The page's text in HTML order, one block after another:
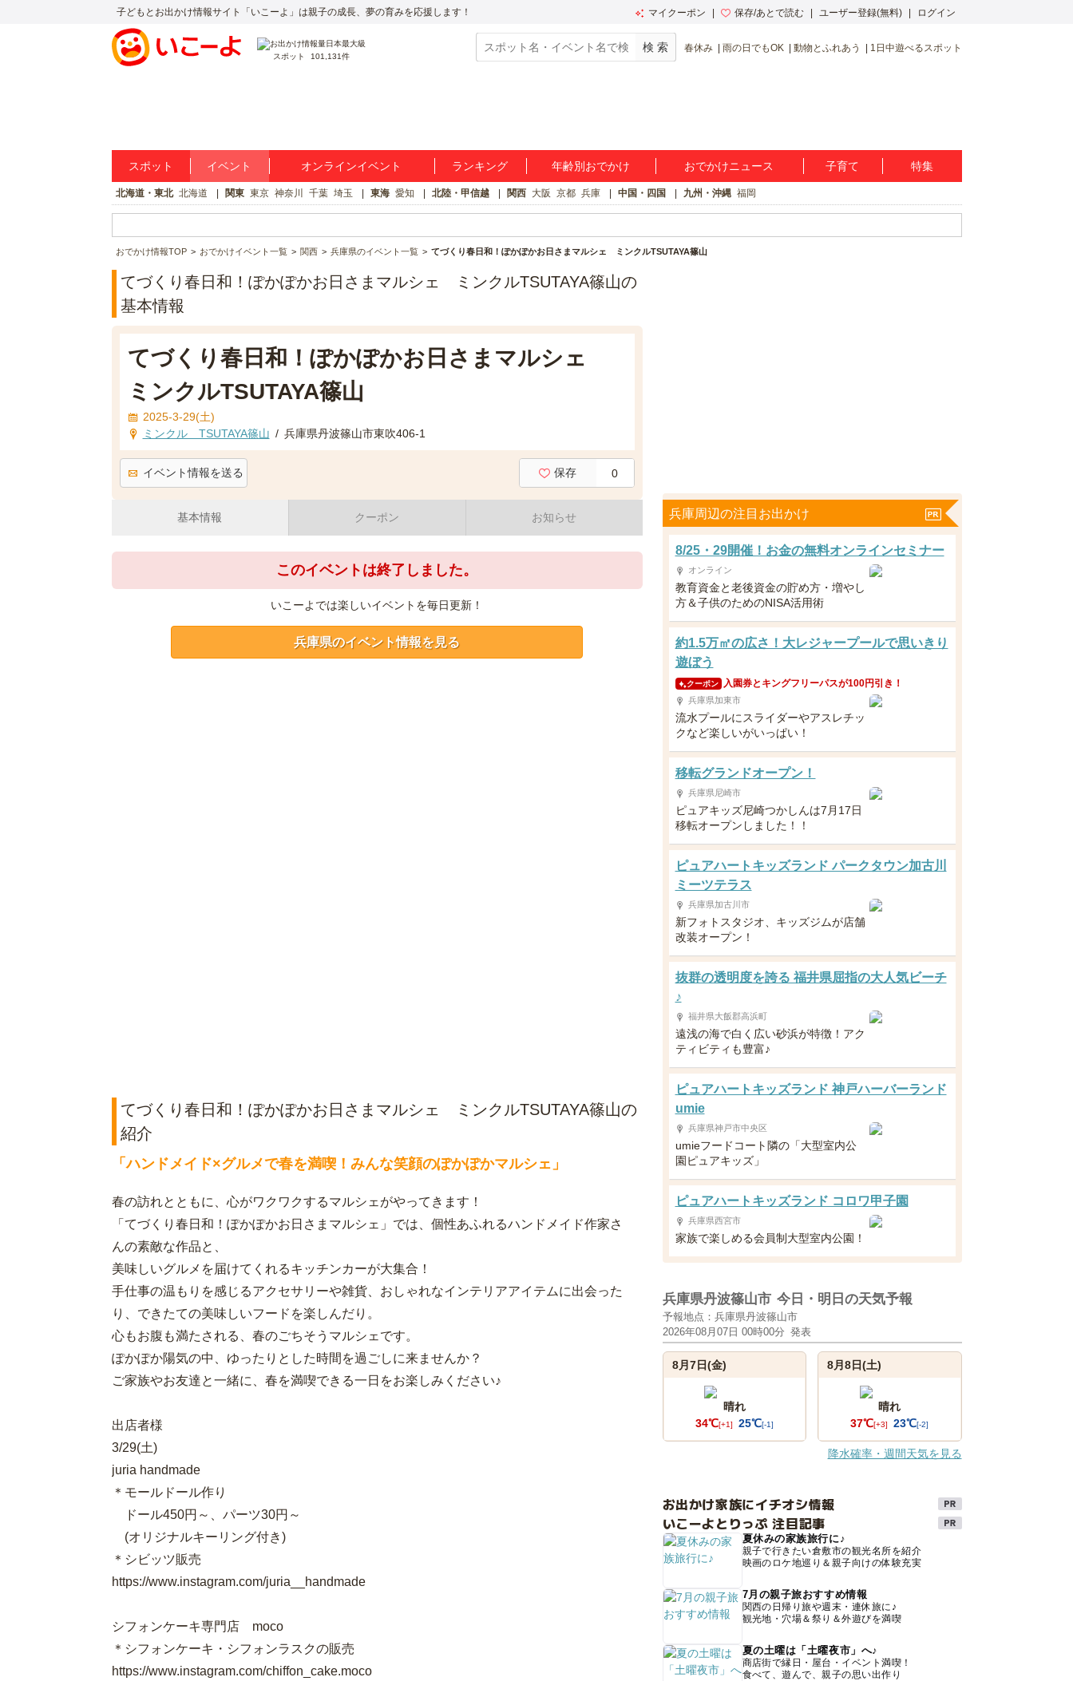
子どもとお出かけ情報サイト「いこーよ」は親子の成長、夢の育みを応援します！ マイクーポン 保存/あとで読む ユーザー登録(無料) ログイン
スポット 101,131件
春休み 雨の日でもOK 動物とふれあう 1日中遊べるスポット
スポット イベント オンラインイベント ランキング 年齢別おでかけ おでかけニュース 子育て 特集
北海道・東北 北海道 関東 東京 神奈川 千葉 埼玉 東海 愛知 北陸・甲信越 関西 大阪 京都 兵庫 中国・四国 九州・沖縄 福岡
おでかけ情報TOP おでかけイベント一覧 関西 兵庫県のイベント一覧 てづくり春日和！ぽかぽかお日さまマルシェ ミンクルTSUTAYA篠山
てづくり春日和！ぽかぽかお日さまマルシェ ミンクルTSUTAYA篠山の
基本情報
てづくり春日和！ぽかぽかお日さまマルシェ
ミンクルTSUTAYA篠山
2025-3-29(土)
ミンクル TSUTAYA篠山 / 兵庫県丹波篠山市東吹406-1
イベント情報を送る 保存 0
基本情報 クーポン お知らせ
このイベントは終了しました。
いこーよでは楽しいイベントを毎日更新！
兵庫県のイベント情報を見る
てづくり春日和！ぽかぽかお日さまマルシェ ミンクルTSUTAYA篠山の
紹介
「ハンドメイド×グルメで春を満喫！みんな笑顔のぽかぽかマルシェ」
春の訪れとともに、心がワクワクするマルシェがやってきます！
「てづくり春日和！ぽかぽかお日さまマルシェ」では、個性あふれるハンドメイド作家さ
んの素敵な作品と、
美味しいグルメを届けてくれるキッチンカーが大集合！
手仕事の温もりを感じるアクセサリーや雑貨、おしゃれなインテリアアイテムに出会った
り、できたての美味しいフードを楽しんだり。
心もお腹も満たされる、春のごちそうマルシェです。
ぽかぽか陽気の中、ゆったりとした時間を過ごしに来ませんか？
ご家族やお友達と一緒に、春を満喫できる一日をお楽しみください♪
出店者様
3/29(土)
juria handmade
＊モールドール作り
ドール450円～、パーツ30円～
(オリジナルキーリング付き)
＊シビッツ販売
https://www.instagram.com/juria__handmade
シフォンケーキ専門店 moco
＊シフォンケーキ・シフォンラスクの販売
https://www.instagram.com/chiffon_cake.moco
兵庫周辺の注目お出かけ
8/25・29開催！お金の無料オンラインセミナー
オンライン
教育資金と老後資金の貯め方・増やし
方＆子供のためのNISA活用術
約1.5万㎡の広さ！大レジャープールで思いきり
遊ぼう
クーポン 入園券とキングフリーパスが100円引き！
兵庫県加東市
流水プールにスライダーやアスレチッ
クなど楽しいがいっぱい！
移転グランドオープン！
兵庫県尼崎市
ピュアキッズ尼崎つかしんは7月17日
移転オープンしました！！
ピュアハートキッズランド パークタウン加古川
ミーツテラス
兵庫県加古川市
新フォトスタジオ、キッズジムが店舗
改装オープン！
抜群の透明度を誇る 福井県屈指の大人気ビーチ
♪
福井県大飯郡高浜町
遠浅の海で白く広い砂浜が特徴！アク
ティビティも豊富♪
ピュアハートキッズランド 神戸ハーバーランド
umie
兵庫県神戸市中央区
umieフードコート隣の「大型室内公
園ピュアキッズ」
ピュアハートキッズランド コロワ甲子園
兵庫県西宮市
家族で楽しめる会員制大型室内公園！
兵庫県丹波篠山市 今日・明日の天気予報
予報地点：兵庫県丹波篠山市
2026年08月07日 00時00分 発表
8月7日(金)
晴れ
34℃[+1] 25℃[-1]
8月8日(土)
晴れ
37℃[+3] 23℃[-2]
降水確率・週間天気を見る
お出かけ家族にイチオシ情報
いこーよとりっぷ 注目記事
夏休みの家族旅行に♪
親子で行きたい倉敷市の観光名所を紹介
映画のロケ地巡り＆親子向けの体験充実
7月の親子旅おすすめ情報
関西の日帰り旅や週末・連休旅に♪
観光地・穴場＆祭り＆外遊びを満喫
夏の土曜は「土曜夜市」へ♪
商店街で縁日・屋台・イベント満喫！
食べて、遊んで、親子の思い出作り